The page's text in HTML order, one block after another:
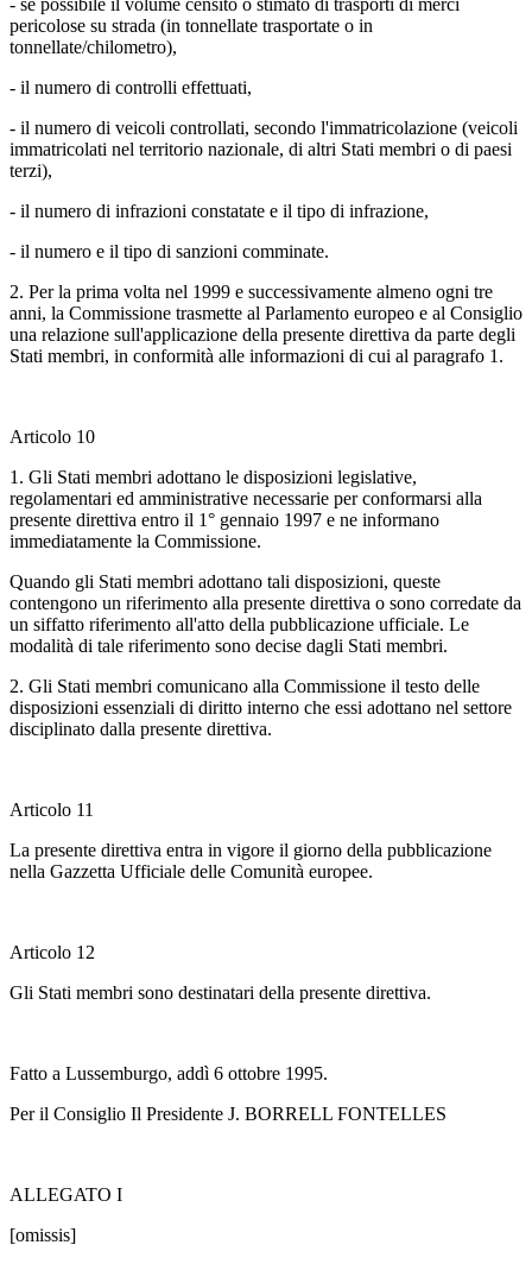
- se possibile il volume censito o stimato di trasporti di merci
pericolose su strada (in tonnellate trasportate o in
tonnellate/chilometro),
- il numero di controlli effettuati,
- il numero di veicoli controllati, secondo l'immatricolazione (veicoli
immatricolati nel territorio nazionale, di altri Stati membri o di paesi
terzi),
- il numero di infrazioni constatate e il tipo di infrazione,
- il numero e il tipo di sanzioni comminate.
2. Per la prima volta nel 1999 e successivamente almeno ogni tre
anni, la Commissione trasmette al Parlamento europeo e al Consiglio
una relazione sull'applicazione della presente direttiva da parte degli
Stati membri, in conformità alle informazioni di cui al paragrafo 1.
Articolo 10
1. Gli Stati membri adottano le disposizioni legislative,
regolamentari ed amministrative necessarie per conformarsi alla
presente direttiva entro il 1° gennaio 1997 e ne informano
immediatamente la Commissione.
Quando gli Stati membri adottano tali disposizioni, queste
contengono un riferimento alla presente direttiva o sono corredate da
un siffatto riferimento all'atto della pubblicazione ufficiale. Le
modalità di tale riferimento sono decise dagli Stati membri.
2. Gli Stati membri comunicano alla Commissione il testo delle
disposizioni essenziali di diritto interno che essi adottano nel settore
disciplinato dalla presente direttiva.
Articolo 11
La presente direttiva entra in vigore il giorno della pubblicazione
nella Gazzetta Ufficiale delle Comunità europee.
Articolo 12
Gli Stati membri sono destinatari della presente direttiva.
Fatto a Lussemburgo, addì 6 ottobre 1995.
Per il Consiglio Il Presidente J. BORRELL FONTELLES
ALLEGATO I
[omissis]